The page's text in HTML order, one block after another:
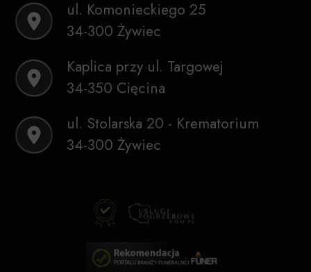
ul. Komonieckiego 25
34-300 Żywiec
Kaplica przy ul. Targowej
34-350 Cięcina
ul. Stolarska 20 - Krematorium
34-300 Żywiec